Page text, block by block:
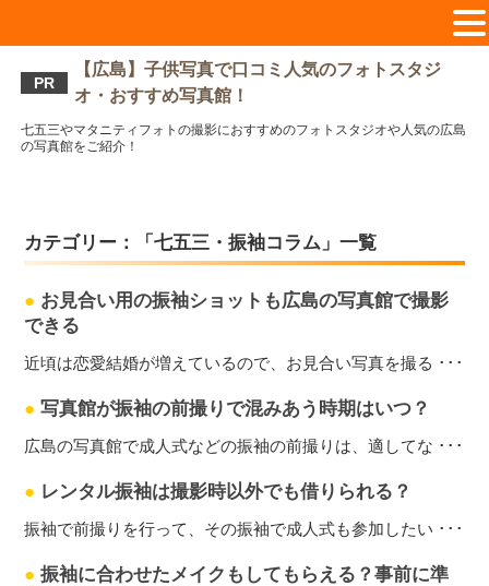
PR
【広島】子供写真で口コミ人気のフォトスタジ
オ・おすすめ写真館！
七五三やマタニティフォトの撮影におすすめのフォトスタジオや人気の広島
の写真館をご紹介！
カテゴリー：「七五三・振袖コラム」一覧
● お見合い用の振袖ショットも広島の写真館で撮影
できる
近頃は恋愛結婚が増えているので、お見合い写真を撮る ･･･
● 写真館が振袖の前撮りで混みあう時期はいつ？
広島の写真館で成人式などの振袖の前撮りは、適してな ･･･
● レンタル振袖は撮影時以外でも借りられる？
振袖で前撮りを行って、その振袖で成人式も参加したい ･･･
● 振袖に合わせたメイクもしてもらえる？事前に準